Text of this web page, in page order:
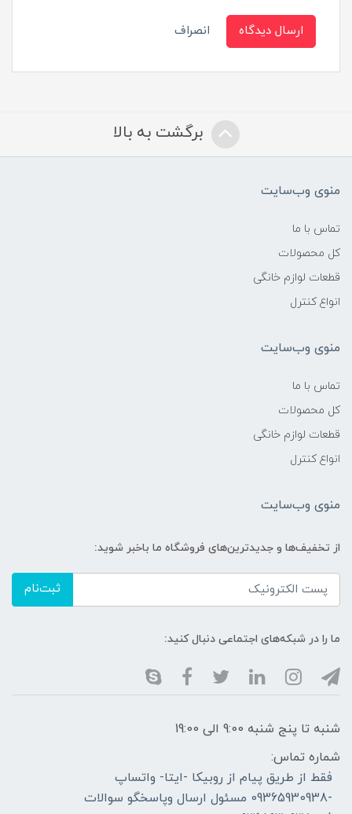
ارسال دیدگاه انصراف
برگشت به بالا
منوی وب‌سایت
تماس با ما
کل محصولات
قطعات لوازم خانگی
انواع کنترل
منوی وب‌سایت
تماس با ما
کل محصولات
قطعات لوازم خانگی
انواع کنترل
منوی وب‌سایت
از تخفیف‌ها و جدیدترین‌های فروشگاه ما باخبر شوید:
ثبت‌نام
ما را در شبکه‌های اجتماعی دنبال کنید:
شنبه تا پنج شنبه 9:00 الی 19:00
شماره تماس:
فقط از طریق پیام از روبیکا -ایتا- واتساپ
-09365930938 مسئول ارسال وپاسخگو سوالات